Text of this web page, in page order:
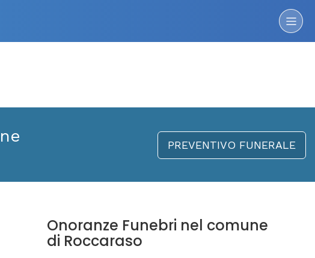
PREVENTIVO FUNERALE
Onoranze Funebri nel comune
di Roccaraso